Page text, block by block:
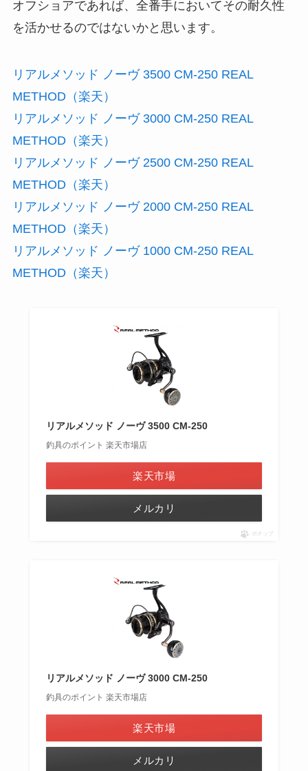
オフショアであれば、全番手においてその耐久性
を活かせるのではないかと思います。
リアルメソッド ノーヴ 3500 CM-250 REAL
METHOD（楽天）
リアルメソッド ノーヴ 3000 CM-250 REAL
METHOD（楽天）
リアルメソッド ノーヴ 2500 CM-250 REAL
METHOD（楽天）
リアルメソッド ノーヴ 2000 CM-250 REAL
METHOD（楽天）
リアルメソッド ノーヴ 1000 CM-250 REAL
METHOD（楽天）
リアルメソッド ノーヴ 3500 CM-250
釣具のポイント 楽天市場店
楽天市場
メルカリ
ポチップ
リアルメソッド ノーヴ 3000 CM-250
釣具のポイント 楽天市場店
楽天市場
メルカリ